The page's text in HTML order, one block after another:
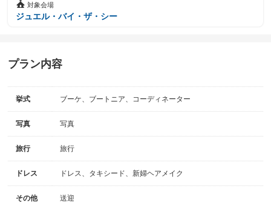
対象会場
ジュエル・バイ・ザ・シー
プラン内容
挙式 ブーケ、ブートニア、コーディネーター
写真 写真
旅行 旅行
ドレス ドレス、タキシード、新婦ヘアメイク
その他 送迎